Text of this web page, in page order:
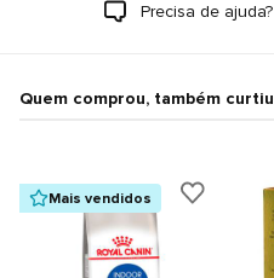
Precisa de ajuda?
Quem comprou, também curtiu
Mais vendidos